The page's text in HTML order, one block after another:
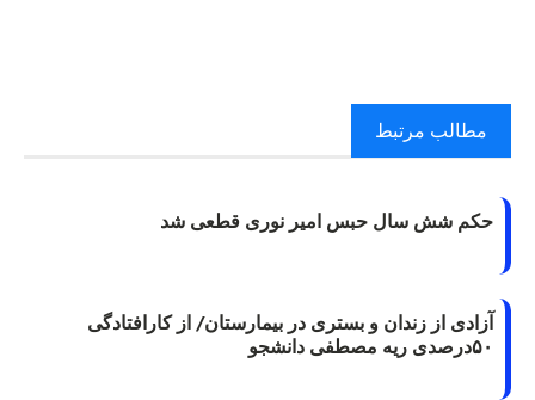
مطالب مرتبط
حکم شش سال حبس امیر نوری قطعی شد
آزادی از زندان و بستری در بیمارستان/ از کارافتادگی
۵۰درصدی ریه مصطفی دانشجو